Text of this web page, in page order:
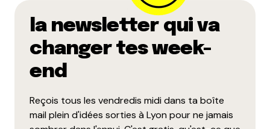
Parler de de complète poireau sexy, c’est un peu osé
enfin, ceci est un site pour tout public enfin
Je suis également la preuve que le breton est
30 octobre 2014 à 20 h 44 min
Répondre
la newsletter qui va
changer tes week-
end
Reçois tous les vendredis midi dans ta boîte
mail plein d'idées sorties à Lyon pour ne jamais